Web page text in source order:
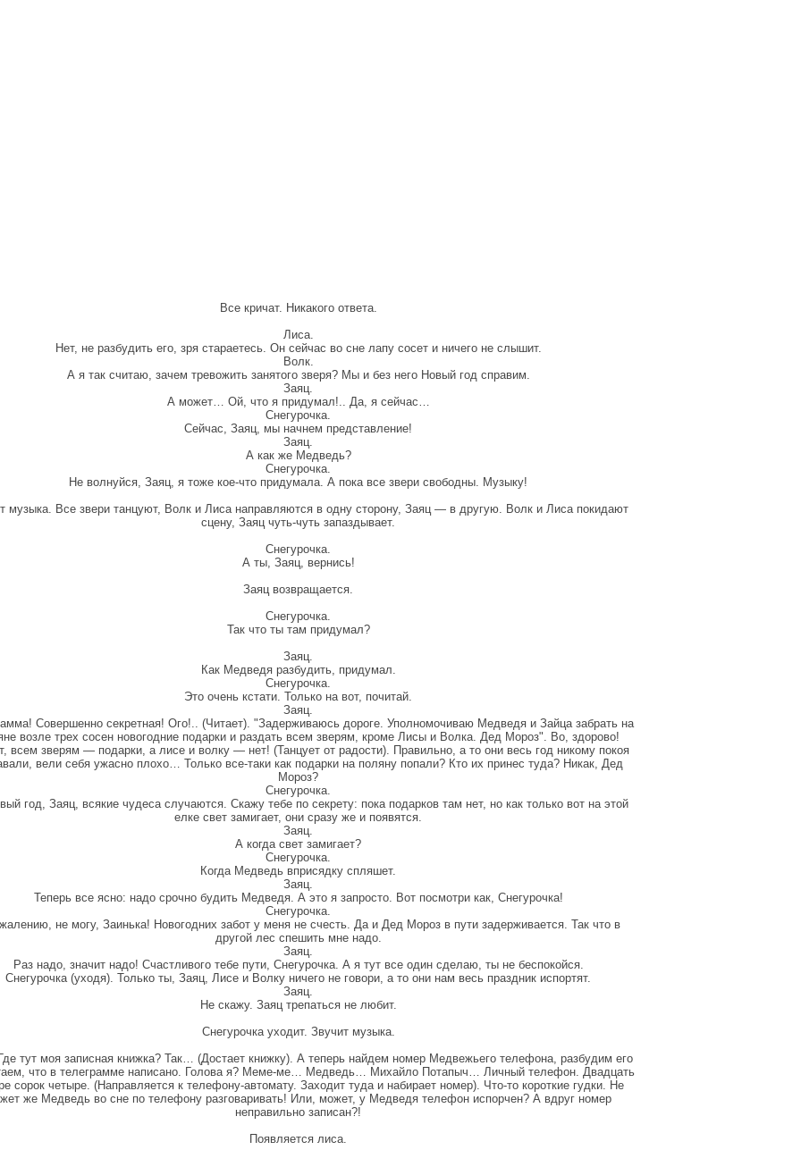
Все кричат. Никакого ответа.
Лиса.
Нет, не разбудить его, зря стараетесь. Он сейчас во сне лапу сосет и ничего не слышит.
Волк.
А я так считаю, зачем тревожить занятого зверя? Мы и без него Новый год справим.
Заяц.
А может… Ой, что я придумал!.. Да, я сейчас…
Снегурочка.
Сейчас, Заяц, мы начнем представление!
Заяц.
А как же Медведь?
Снегурочка.
Не волнуйся, Заяц, я тоже кое-что придумала. А пока все звери свободны. Музыку!
музыка. Все звери танцуют, Волк и Лиса направляются в одну сторону, Заяц — в другую. Волк и Лиса покидают
сцену, Заяц чуть-чуть запаздывает.
Снегурочка.
А ты, Заяц, вернись!
Заяц возвращается.
Снегурочка.
Так что ты там придумал?
Заяц.
Как Медведя разбудить, придумал.
Снегурочка.
Это очень кстати. Только на вот, почитай.
Заяц.
Совершенно секретная! Ого!.. (Читает). "Задерживаюсь дороге. Уполномочиваю Медведя и Зайца забрать на
возле трех сосен новогодние подарки и раздать всем зверям, кроме Лисы и Волка. Дед Мороз". Во, здорово!
всем зверям — подарки, а лисе и волку — нет! (Танцует от радости). Правильно, а то они весь год никому покоя
вели себя ужасно плохо… Только все-таки как подарки на поляну попали? Кто их принес туда? Никак, Дед
Мороз?
Снегурочка.
год, Заяц, всякие чудеса случаются. Скажу тебе по секрету: пока подарков там нет, но как только вот на этой
елке свет замигает, они сразу же и появятся.
Заяц.
А когда свет замигает?
Снегурочка.
Когда Медведь вприсядку спляшет.
Заяц.
Теперь все ясно: надо срочно будить Медведя. А это я запросто. Вот посмотри как, Снегурочка!
Снегурочка.
не могу, Заинька! Новогодних забот у меня не счесть. Да и Дед Мороз в пути задерживается. Так что в
другой лес спешить мне надо.
Заяц.
Раз надо, значит надо! Счастливого тебе пути, Снегурочка. А я тут все один сделаю, ты не беспокойся.
Снегурочка (уходя). Только ты, Заяц, Лисе и Волку ничего не говори, а то они нам весь праздник испортят.
Заяц.
Не скажу. Заяц трепаться не любит.
Снегурочка уходит. Звучит музыка.
тут моя записная книжка? Так… (Достает книжку). А теперь найдем номер Медвежьего телефона, разбудим его
что в телеграмме написано. Голова я? Меме-ме… Медведь… Михайло Потапыч… Личный телефон. Двадцать
сорок четыре. (Направляется к телефону-автомату. Заходит туда и набирает номер). Что-то короткие гудки. Не
же Медведь во сне по телефону разговаривать! Или, может, у Медведя телефон испорчен? А вдруг номер
неправильно записан?!
Появляется лиса.